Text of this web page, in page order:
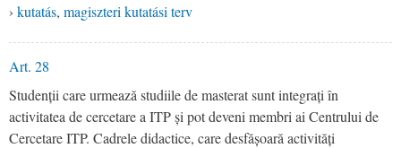
› kutatás, magiszteri kutatási terv
Art. 28
Studenții care urmează studiile de masterat sunt integrați în
activitatea de cercetare a ITP și pot deveni membri ai Centrului de
Cercetare ITP. Cadrele didactice, care desfășoară activități